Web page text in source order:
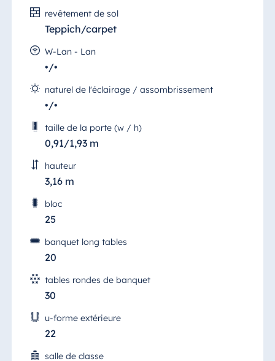
revêtement de sol
Teppich/carpet
W-Lan - Lan
•/•
naturel de l'éclairage / assombrissement
•/•
taille de la porte (w / h)
0,91/1,93 m
hauteur
3,16 m
bloc
25
banquet long tables
20
tables rondes de banquet
30
u-forme extérieure
22
salle de classe